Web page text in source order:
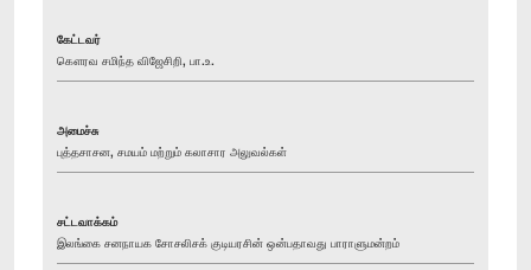
கேட்டவர்
கௌரவ சமிந்த விஜேசிறி, பா.உ.
அமைச்சு
புத்தசாசன, சமயம் மற்றும் கலாசார அலுவல்கள்
சட்டவாக்கம்
இலங்கை சனநாயக சோசலிசக் குடியரசின் ஒன்பதாவது பாராளுமன்றம்